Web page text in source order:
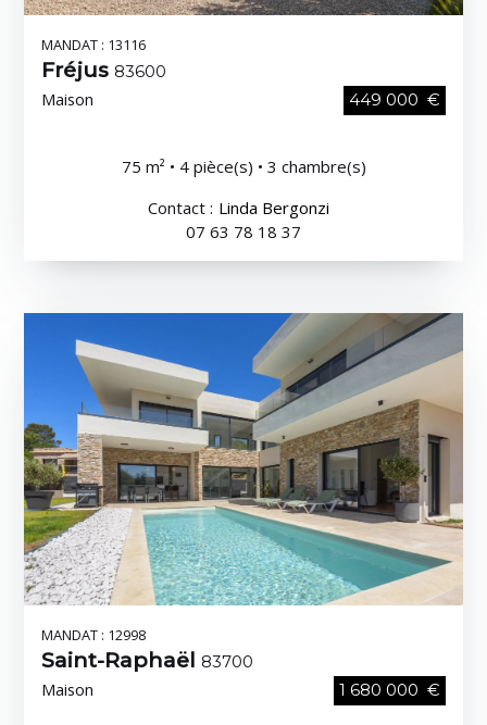
MANDAT : 13116
Fréjus 83600
Maison 449 000 €
75 m² • 4 pièce(s) • 3 chambre(s)
Contact : Linda Bergonzi
07 63 78 18 37
MANDAT : 12998
Saint-Raphaël 83700
Maison 1 680 000 €